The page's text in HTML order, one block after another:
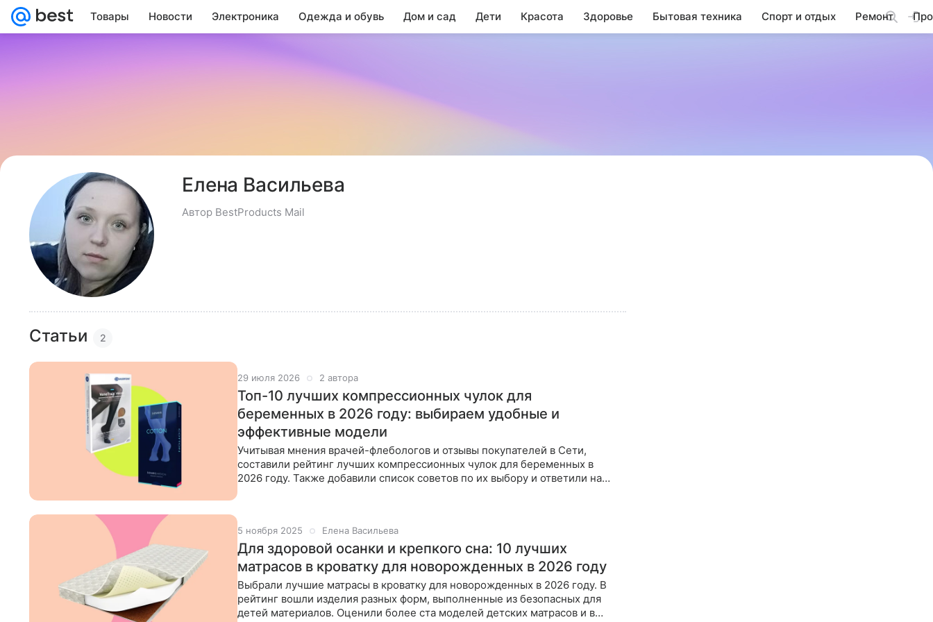
Товары Новости Электроника Одежда и обувь Дом и сад Дети Красота Здоровье Бытовая техника Спорт и отдых Ремонт
Елена Васильева
Автор BestProducts Mail
Статьи 2
29 июля 2026 2 автора
Топ-10 лучших компрессионных чулок для
беременных в 2026 году: выбираем удобные и
эффективные модели
Учитывая мнения врачей-флебологов и отзывы покупателей в Сети,
составили рейтинг лучших компрессионных чулок для беременных в
2026 году. Также добавили список советов по их выбору и ответили на
5 ноября 2025 Елена Васильева
Для здоровой осанки и крепкого сна: 10 лучших
матрасов в кроватку для новорожденных в 2026 году
Выбрали лучшие матрасы в кроватку для новорожденных в 2026 году. В
рейтинг вошли изделия разных форм, выполненные из безопасных для
детей материалов. Оценили более ста моделей детских матрасов и в